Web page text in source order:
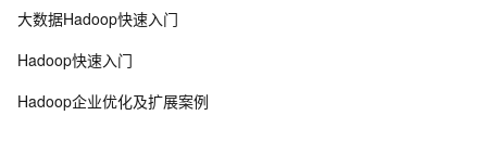
10【大数据技术】流数据、流计算、Spark Streaming、
大数据Hadoop快速入门
Hadoop快速入门
Hadoop企业优化及扩展案例